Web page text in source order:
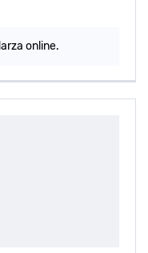
online.